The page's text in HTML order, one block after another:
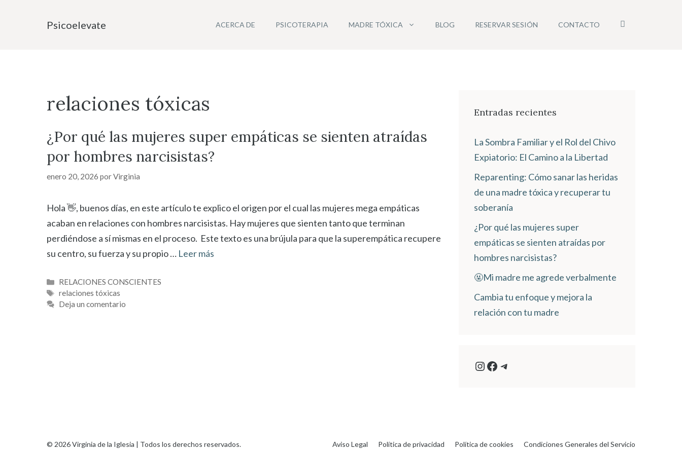
Psicoelevate ACERCA DE PSICOTERAPIA MADRE TÓXICA BLOG RESERVAR SESIÓN CONTACTO
relaciones tóxicas
¿Por qué las mujeres super empáticas se sienten atraídas
por hombres narcisistas?
enero 20, 2026 porVirginia
Hola 👋, buenos días, en este artículo te explico el origen por el cual las mujeres mega empáticas
acaban en relaciones con hombres narcisistas. Hay mujeres que sienten tanto que terminan
perdiéndose a sí mismas en el proceso. Este texto es una brújula para que la superempática recupere
su centro, su fuerza y su propio … Leer más
Categorías
RELACIONES CONSCIENTES
Etiquetas
relaciones tóxicas
Deja un comentario
Entradas recientes
La Sombra Familiar y el Rol del Chivo
Expiatorio: El Camino a la Libertad
Reparenting: Cómo sanar las heridas
de una madre tóxica y recuperar tu
soberanía
¿Por qué las mujeres super
empáticas se sienten atraídas por
hombres narcisistas?
🤬Mi madre me agrede verbalmente
Cambia tu enfoque y mejora la
relación con tu madre
Instagram
Facebook
Telegram
Aviso Legal Política de privacidad Política de cookies Condiciones Generales del Servicio
© 2026 Virginia de la Iglesia | Todos los derechos reservados.